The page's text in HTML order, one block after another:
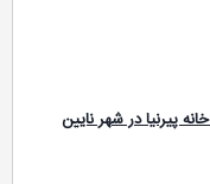
در شهر نایین